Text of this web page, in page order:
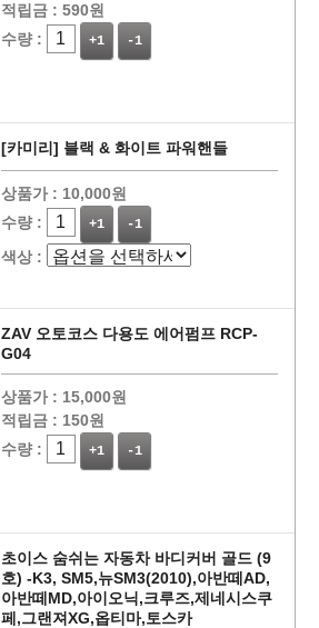
적립금 : 590원
수량 :
+1 -1
[카미리] 블랙 & 화이트 파워핸들
상품가 : 10,000원
수량 :
+1 -1
색상 :
ZAV 오토코스 다용도 에어펌프 RCP-
G04
상품가 : 15,000원
적립금 : 150원
수량 :
+1 -1
초이스 숨쉬는 자동차 바디커버 골드 (9
호) -K3, SM5,뉴SM3(2010),아반떼AD,
아반떼MD,아이오닉,크루즈,제네시스쿠
페,그랜져XG,옵티마,토스카